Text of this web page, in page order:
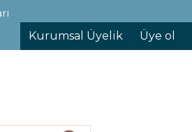
Kurumsal Üyelik Üye ol